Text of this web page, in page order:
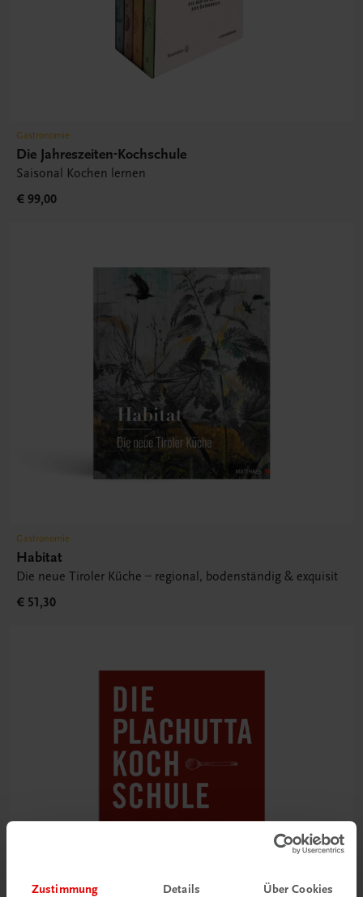
Zustimmung Details Über Cookies
Gastronomie
Die Jahreszeiten-Kochschule
Saisonal Kochen lernen
€ 99,00
Gastronomie
Habitat
Die neue Tiroler Küche – regional, bodenständig & exquisit
€ 51,30